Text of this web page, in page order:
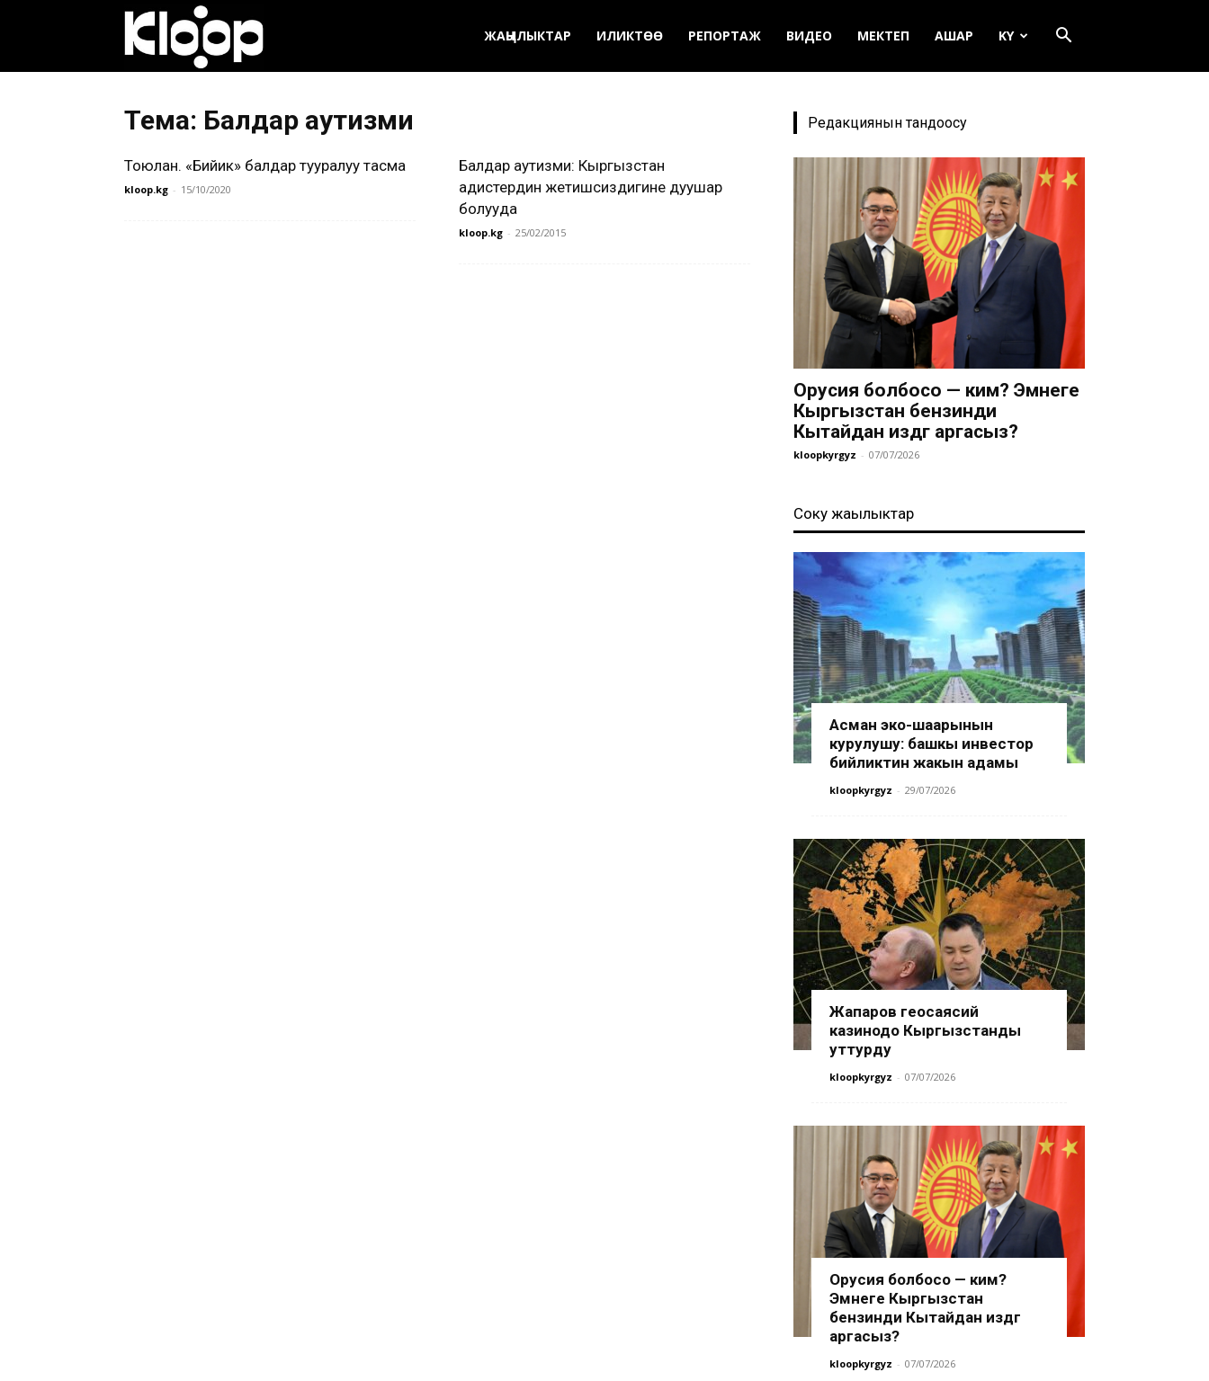
|
ЖАҢЫЛЫКТАР ИЛИКТӨӨ РЕПОРТАЖ ВИДЕО МЕКТЕП АШАР KY
Тема: Балдар аутизми
Тоюлан. «Бийик» балдар тууралуу тасма
kloop.kg - 15/10/2020
Балдар аутизми: Кыргызстан
адистердин жетишсиздигине дуушар
болууда
kloop.kg - 25/02/2015
Редакциянын тандоосу
Орусия болбосо — ким? Эмнеге
Кыргызстан бензинди
Кытайдан издөөгө аргасыз?
kloopkyrgyz - 07/07/2026
Соңку жаңылыктар
Асман эко-шаарынын
курулушу: башкы инвестор
бийликтин жакын адамы
kloopkyrgyz - 29/07/2026
Жапаров геосаясий
казинодо Кыргызстанды
уттурду
kloopkyrgyz - 07/07/2026
Орусия болбосо — ким?
Эмнеге Кыргызстан
бензинди Кытайдан издөөгө
аргасыз?
kloopkyrgyz - 07/07/2026